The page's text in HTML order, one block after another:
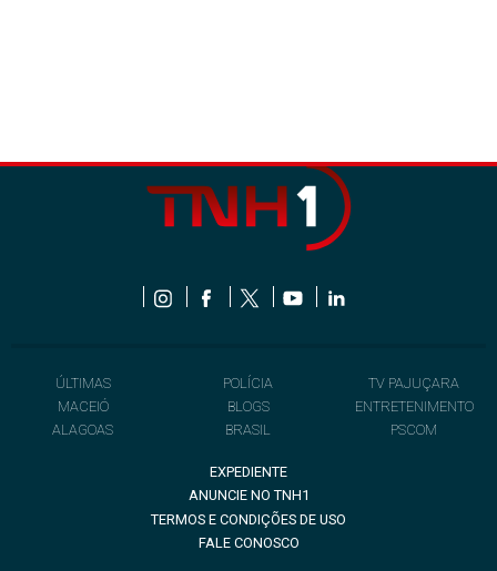
ÚLTIMAS
MACEIÓ
ALAGOAS
POLÍCIA
BLOGS
BRASIL
TV PAJUÇARA
ENTRETENIMENTO
PSCOM
EXPEDIENTE
ANUNCIE NO TNH1
TERMOS E CONDIÇÕES DE USO
FALE CONOSCO